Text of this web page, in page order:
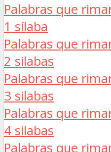
Palabras que
1 sílaba
Palabras que
2 silabas
Palabras que
3 silabas
Palabras que
4 silabas
Palabras que